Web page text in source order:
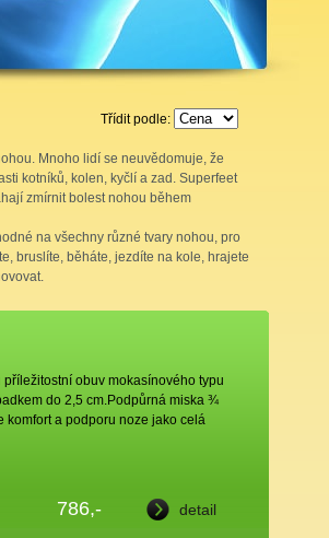
Třídit podle:
Mnoho lidí se neuvědomuje, že
kotníků, kolen, kyčlí a zad. Superfeet
zmírnit bolest nohou během
na všechny různé tvary nohou, pro
bruslíte, běháte, jezdíte na kole, hrajete
obuv mokasínového typu
do 2,5 cm.Podpůrná miska ¾
komfort a podporu noze jako celá
786,- detail